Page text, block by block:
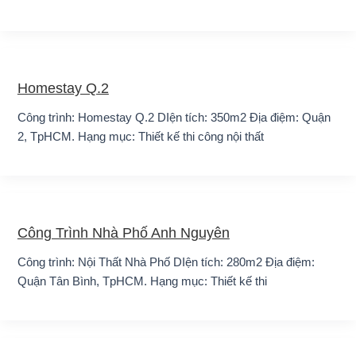
Homestay Q.2
Công trình: Homestay Q.2 DIện tích: 350m2 Địa điệm: Quận
2, TpHCM. Hạng mục: Thiết kế thi công nội thất
Công Trình Nhà Phố Anh Nguyên
Công trình: Nội Thất Nhà Phố DIện tích: 280m2 Địa điệm:
Quận Tân Bình, TpHCM. Hạng mục: Thiết kế thi